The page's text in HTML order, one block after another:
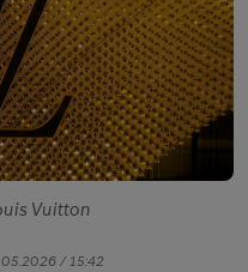
Vuitton
/ 15:42